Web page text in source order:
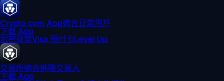
Crypto.com App適合日常用戶
下載 App
加密貨幣Visa 預付卡Level Up
交易所適合進階交易人
下載 App